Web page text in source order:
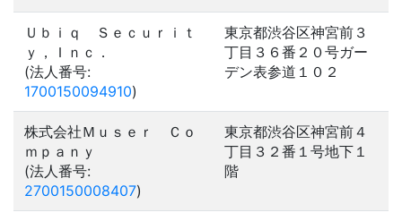
Ｕｂｉｑ Ｓｅｃｕｒｉｔ
ｙ，Ｉｎｃ．
(法人番号:
1700150094910)
東京都渋谷区神宮前３
丁目３６番２０号ガー
デン表参道１０２
株式会社Ｍｕｓｅｒ Ｃｏ
ｍｐａｎｙ
(法人番号:
2700150008407)
東京都渋谷区神宮前４
丁目３２番１号地下１
階